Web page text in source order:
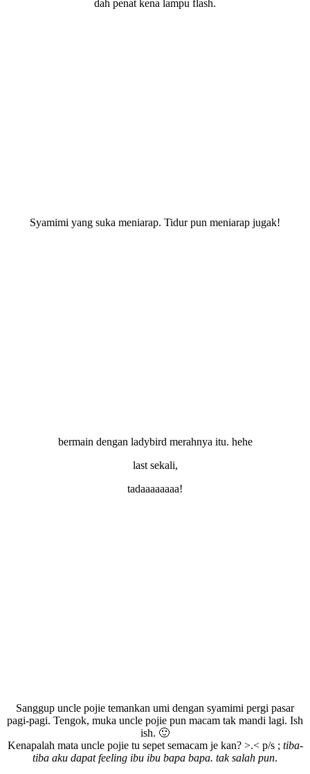
dah penat kena lampu flash.
Syamimi yang suka meniarap. Tidur pun meniarap jugak!
bermain dengan ladybird merahnya itu. hehe
last sekali,
tadaaaaaaaa!
Sanggup uncle pojie temankan umi dengan syamimi pergi pasar
pagi-pagi. Tengok, muka uncle pojie pun macam tak mandi lagi. Ish
ish. 🙂
Kenapalah mata uncle pojie tu sepet semacam je kan? >.< p/s ; tiba-
tiba aku dapat feeling ibu ibu bapa bapa. tak salah pun.